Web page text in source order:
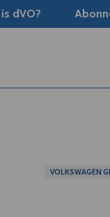
dVO?
VOLKSWAGEN